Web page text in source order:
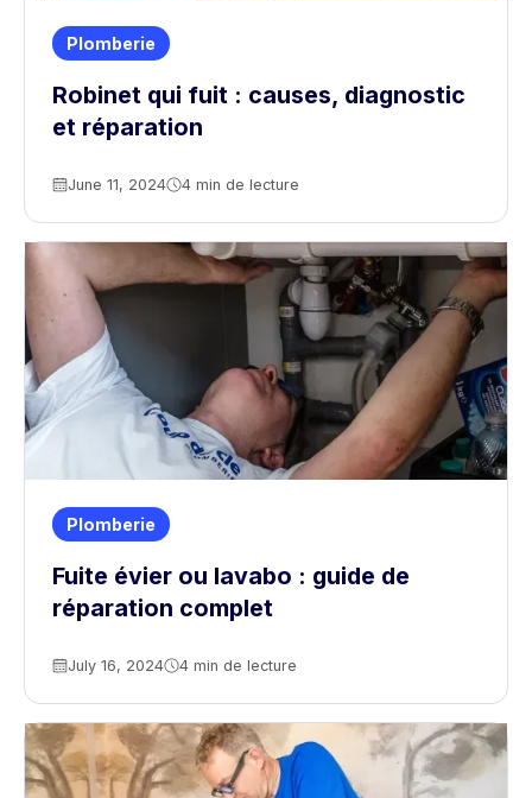
Plomberie
Robinet qui fuit : causes, diagnostic
et réparation
June 11, 2024 4 min de lecture
Plomberie
Fuite évier ou lavabo : guide de
réparation complet
July 16, 2024 4 min de lecture